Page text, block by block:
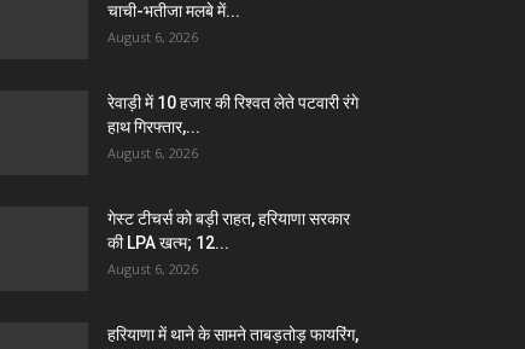
चाची-भतीजा मलबे में...
August 6, 2026
रेवाड़ी में 10 हजार की रिश्वत लेते पटवारी रंगे
हाथ गिरफ्तार,...
August 6, 2026
गेस्ट टीचर्स को बड़ी राहत, हरियाणा सरकार
की LPA खत्म; 12...
August 6, 2026
हरियाणा में थाने के सामने ताबड़तोड़ फायरिंग,